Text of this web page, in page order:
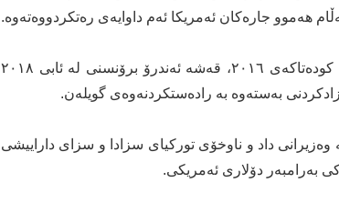
هەموو جارەکان ئەمریکا ئەم داوایەی رەتکردووەتەوە.
تورکیا بە تۆمەتی سیخوڕیکردن و بەشداریکردن لە داڕشتنی هەوڵی کودەتاکەی ٢٠١٦، قەشە ئەندرۆ برۆنسنی لە ئابی ٢٠١٨
بەستەوە بە رادەستکردنەوەی گویلەن.
داد و ناوخۆی تورکیای سزادا و سزای داراییشی
بەرامبەر دۆلاری ئەمریکی.